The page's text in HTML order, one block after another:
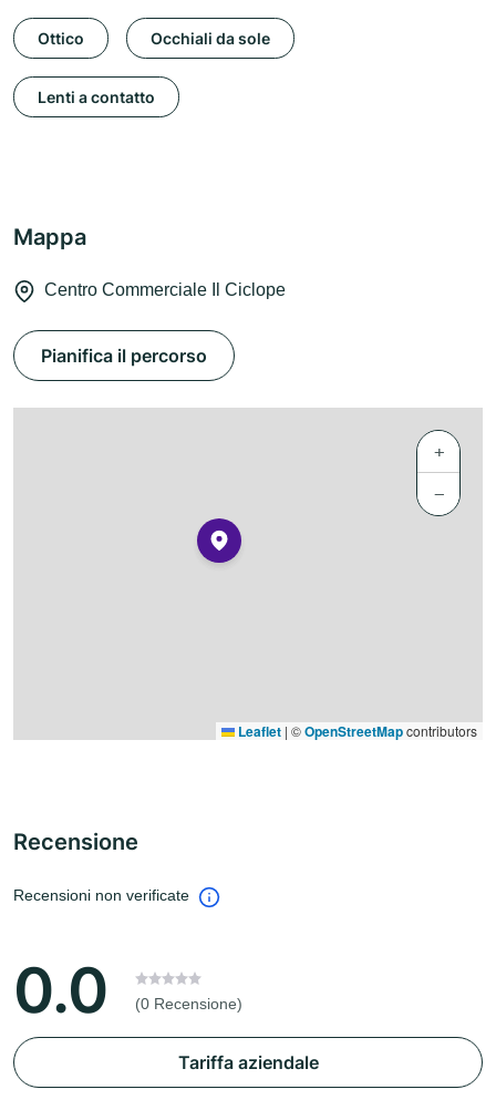
Ottico Occhiali da sole
Lenti a contatto
Mappa
Centro Commerciale Il Ciclope
Pianifica il percorso
+
−
Leaflet | ©OpenStreetMapcontributors
Recensione
Recensioni non verificate
0.0 (0 Recensione)
Tariffa aziendale